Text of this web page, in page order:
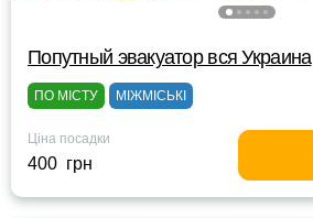
Попутный эвакуатор вся Украина
ПО МІСТУ МІЖМІСЬКІ
Ціна посадки
400 грн